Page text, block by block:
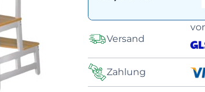
Versand
Zahlung